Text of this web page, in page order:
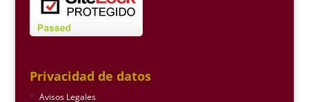
Privacidad de datos
Avisos Legales